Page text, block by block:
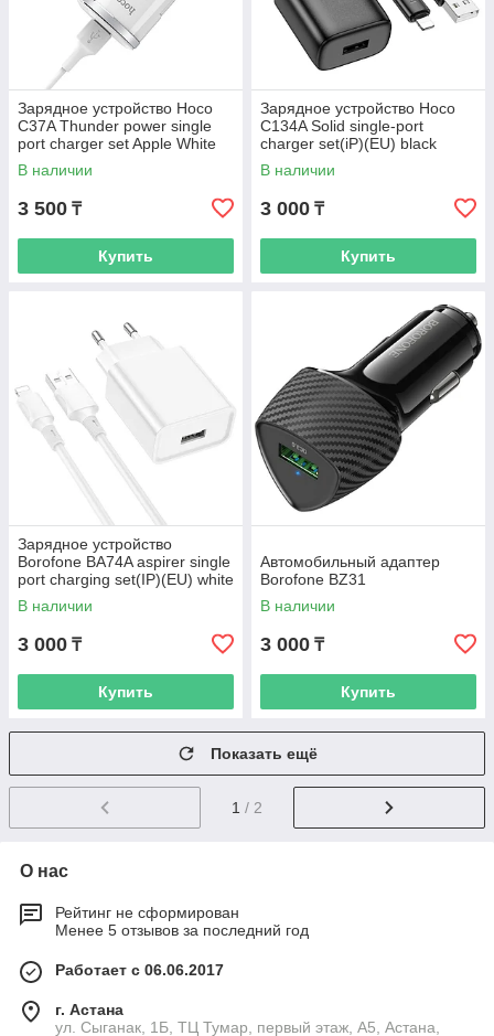
Зарядное устройство Hoco
C37A Thunder power single
port charger set Apple White
В наличии
3 500 ₸
Купить
Зарядное устройство Hoco
C134A Solid single-port
charger set(iP)(EU) black
В наличии
3 000 ₸
Купить
Зарядное устройство
Borofone BA74A aspirer single
port charging set(IP)(EU) white
В наличии
3 000 ₸
Купить
Автомобильный адаптер
Borofone BZ31
В наличии
3 000 ₸
Купить
Показать ещё
1 / 2
О нас
Рейтинг не сформирован
Менее 5 отзывов за последний год
Работает с 06.06.2017
г. Астана
ул. Сыганак, 1Б, ТЦ Тумар, первый этаж, А5, Астана,